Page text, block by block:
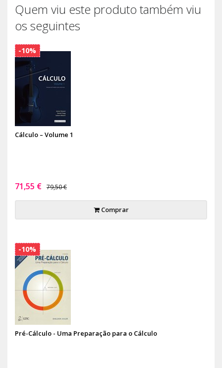
Quem viu este produto também viu
os seguintes
Cálculo – Volume 1
71,55 € 79,50 €
Comprar
-10%
Pré-Cálculo - Uma Preparação para o Cálculo
-10%